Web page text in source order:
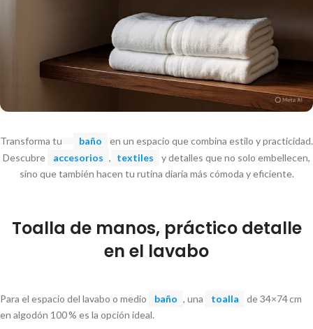
Transforma tu baño
en un espacio que combina estilo y practicidad.
Descubre
accesorios , textiles
y detalles que no solo embellecen,
sino que también hacen tu rutina diaria más cómoda y eficiente.
Toalla de manos, práctico detalle
en el lavabo
Para el espacio del lavabo o medio baño , una toalla
de 34×74 cm
en algodón 100 % es la opción ideal.